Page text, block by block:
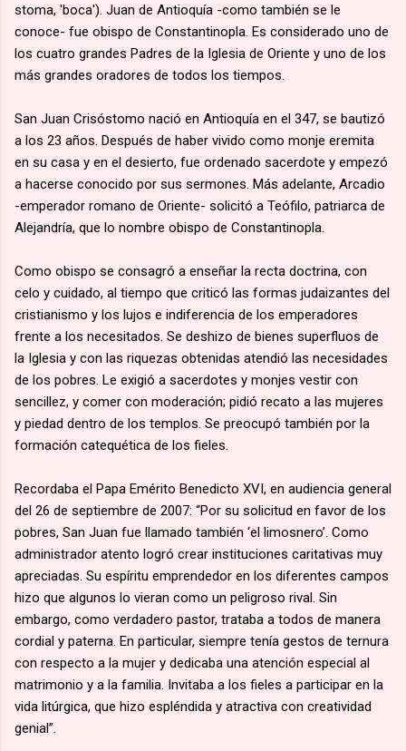
stoma, 'boca'). Juan de Antioquía -como también se le
conoce- fue obispo de Constantinopla. Es considerado uno de
los cuatro grandes Padres de la Iglesia de Oriente y uno de los
más grandes oradores de todos los tiempos.
San Juan Crisóstomo nació en Antioquía en el 347, se bautizó
a los 23 años. Después de haber vivido como monje eremita
en su casa y en el desierto, fue ordenado sacerdote y empezó
a hacerse conocido por sus sermones. Más adelante, Arcadio
-emperador romano de Oriente- solicitó a Teófilo, patriarca de
Alejandría, que lo nombre obispo de Constantinopla.
Como obispo se consagró a enseñar la recta doctrina, con
celo y cuidado, al tiempo que criticó las formas judaizantes del
cristianismo y los lujos e indiferencia de los emperadores
frente a los necesitados. Se deshizo de bienes superfluos de
la Iglesia y con las riquezas obtenidas atendió las necesidades
de los pobres. Le exigió a sacerdotes y monjes vestir con
sencillez, y comer con moderación; pidió recato a las mujeres
y piedad dentro de los templos. Se preocupó también por la
formación catequética de los fieles.
Recordaba el Papa Emérito Benedicto XVI, en audiencia general
del 26 de septiembre de 2007: “Por su solicitud en favor de los
pobres, San Juan fue llamado también ‘el limosnero’. Como
administrador atento logró crear instituciones caritativas muy
apreciadas. Su espíritu emprendedor en los diferentes campos
hizo que algunos lo vieran como un peligroso rival. Sin
embargo, como verdadero pastor, trataba a todos de manera
cordial y paterna. En particular, siempre tenía gestos de ternura
con respecto a la mujer y dedicaba una atención especial al
matrimonio y a la familia. Invitaba a los fieles a participar en la
vida litúrgica, que hizo espléndida y atractiva con creatividad
genial”.